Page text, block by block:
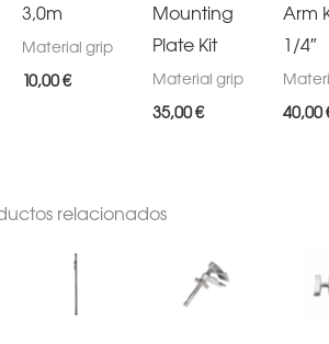
3,0m
Material grip
10,00€
Mounting
Plate Kit
Material grip
35,00€
Arm
1/4″
40,00
relacionados